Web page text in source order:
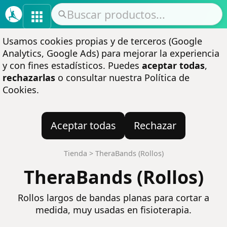
Usamos cookies propias y de terceros (Google
Analytics, Google Ads) para mejorar la experiencia
y con fines estadísticos. Puedes aceptar todas,
rechazarlaso consultar nuestra Política de
Cookies.
Aceptar todas Rechazar
Tienda > TheraBands (Rollos)
TheraBands (Rollos)
Rollos largos de bandas planas para cortar a
medida, muy usadas en fisioterapia.